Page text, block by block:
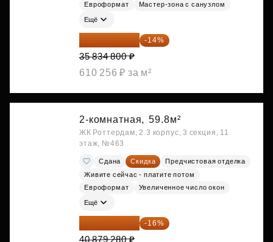
Евроформат
Мастер-зона с санузлом
Ещё
30 817 928 ₽ -14%
35 834 800 ₽
610 256 ₽ за м²
2-комнатная, 59.8м²
ЖК Роттердам, 2.3 корпус, 3 секция, 11
этаж, №463
Сдана Скидка
Предчистовая отделка
Живите сейчас - платите потом
Евроформат
Увеличенное число окон
Ещё
34 338 595 ₽ -16%
40 879 280 ₽